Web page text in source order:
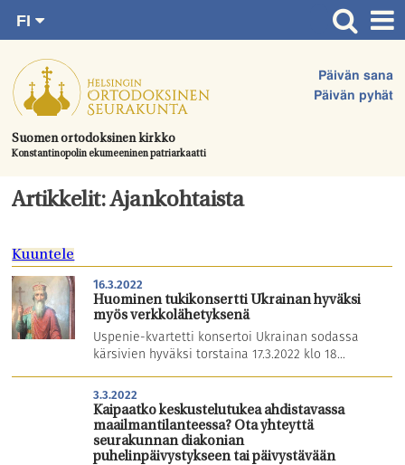
suoraan
sisältöön.
Suomen ortodoksinen kirkko
Konstantinopolin ekumeeninen patriarkaatti
Päivän sana
Päivän pyhät
FI
SV
EN
UA
Etusivu
Ajankohtaista
Juhlat & toimitukset
Kirkot
Tule mukaan
Hautausmaa
Yhteystiedot
Artikkelit: Ajankohtaista
Kuuntele
16.3.2022
Huominen tukikonsertti Ukrainan hyväksi
myös verkkolähetyksenä
Uspenie-kvartetti konsertoi Ukrainan sodassa
kärsivien hyväksi torstaina 17.3.2022 klo 18...
3.3.2022
Kaipaatko keskustelutukea ahdistavassa
maailmantilanteessa? Ota yhteyttä
seurakunnan diakonian
puhelinpäivystykseen tai päivystävään